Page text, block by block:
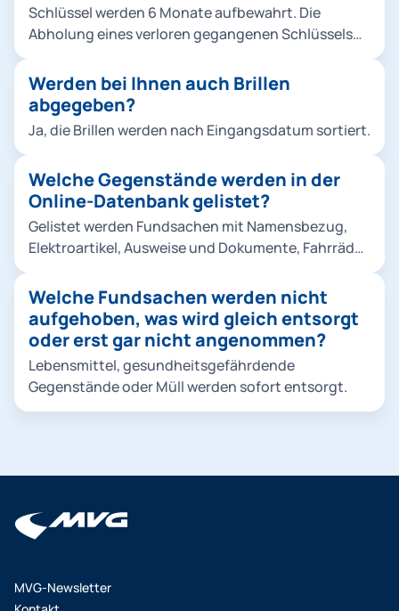
Schlüssel werden 6 Monate aufbewahrt. Die
Abholung eines verloren gegangenen Schlüssels
Vergleichsstücks (Zweitschlüssels) möglich.
Werden bei Ihnen auch Brillen
abgegeben?
Ja, die Brillen werden nach Eingangsdatum sortiert.
Welche Gegenstände werden in der
Online-Datenbank gelistet?
Gelistet werden Fundsachen mit Namensbezug,
Elektroartikel, Ausweise und Dokumente, Fahrräder
Schmuck, Uhren und sonstige wertige
Fundgegenstände. Hier kommen Sie zur Online-
Datenbank.
Welche Fundsachen werden nicht
aufgehoben, was wird gleich entsorgt
oder erst gar nicht angenommen?
Lebensmittel, gesundheitsgefährdende
Gegenstände oder Müll werden sofort entsorgt.
MVG-Newsletter